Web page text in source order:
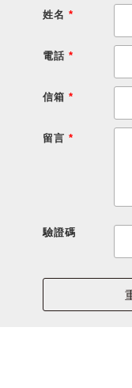
姓名 *
電話 *
信箱 *
留言 *
驗證碼